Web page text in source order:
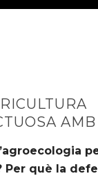
Per què la